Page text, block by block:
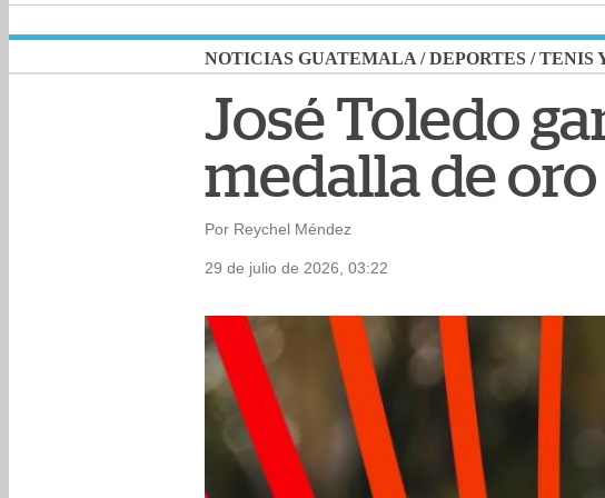
NOTICIAS GUATEMALA /DEPORTES /TENIS
José Toledo
medalla de
Por Reychel Méndez
29 de julio de 2026, 03:22